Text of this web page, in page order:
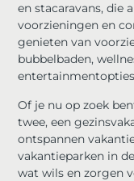
en stacaravans, die
voorzieningen en
genieten van
bubbelbaden,
Of je nu op zoek
twee, een
ontspannen
vakantieparken in
wat wils en zorgen